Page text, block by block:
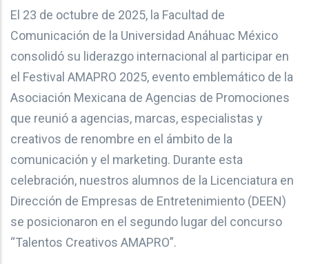
El 23 de octubre de 2025, la Facultad de
Comunicación de la Universidad Anáhuac México
consolidó su liderazgo internacional al participar en
el Festival AMAPRO 2025, evento emblemático de la
Asociación Mexicana de Agencias de Promociones
que reunió a agencias, marcas, especialistas y
creativos de renombre en el ámbito de la
comunicación y el marketing. Durante esta
celebración, nuestros alumnos de la Licenciatura en
Dirección de Empresas de Entretenimiento (DEEN)
se posicionaron en el segundo lugar del concurso
“Talentos Creativos AMAPRO”.